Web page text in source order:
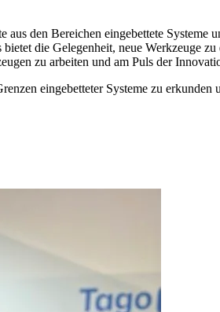
aus den Bereichen eingebettete
die Gelegenheit, neue Werkzeuge
zu arbeiten und am Puls der
eingebetteter Systeme zu